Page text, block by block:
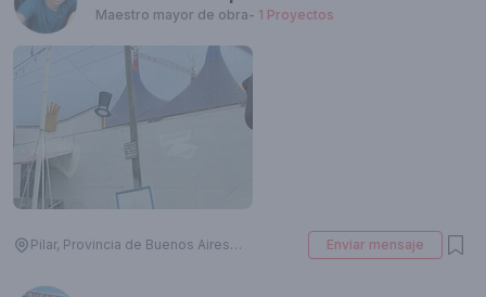
Maestro mayor de obra- 1 Proyectos
Pilar, Provincia de Buenos Aires, Argentina Enviar mensaje